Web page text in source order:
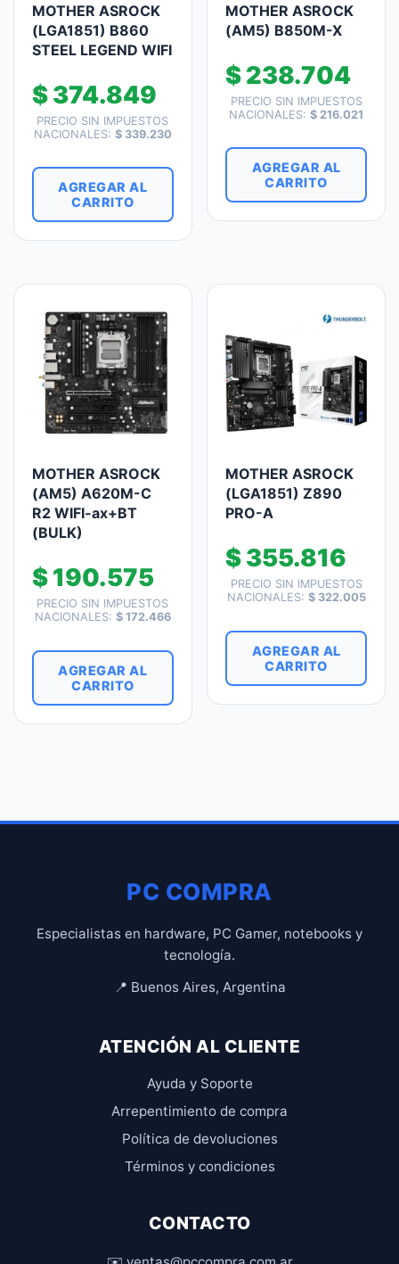
MOTHER ASROCK
(LGA1851) B860
STEEL LEGEND WIFI
$374.849
PRECIO SIN IMPUESTOS
NACIONALES: $339.230
AGREGAR AL
CARRITO
MOTHER ASROCK
(AM5) B850M-X
$238.704
PRECIO SIN IMPUESTOS
NACIONALES:$ 216.021
AGREGAR AL
CARRITO
MOTHER ASROCK
(AM5) A620M-C
R2 WIFI-ax+BT
(BULK)
$190.575
PRECIO SIN IMPUESTOS
NACIONALES: $172.466
AGREGAR AL
CARRITO
MOTHER ASROCK
(LGA1851) Z890
PRO-A
$355.816
PRECIO SIN IMPUESTOS
NACIONALES: $322.005
AGREGAR AL
CARRITO
PC COMPRA
Especialistas en hardware, PC Gamer, notebooks y
tecnología.
📍 Buenos Aires, Argentina
ATENCIÓN AL CLIENTE
Ayuda y Soporte
Arrepentimiento de compra
Política de devoluciones
Términos y condiciones
CONTACTO